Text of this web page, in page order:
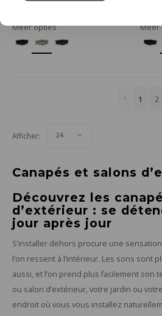
Meer opties Meer
1 2
Afficher: 24
Canapés et salons
Découvrez les
d’extérieur : se
jour après jour
S’installer dehors procure une
l’on ressent à l’intérieur. Les sons sont
aussi, et l’on prend plus facilement son
ou salon d’extérieur, votre jardin ou
endroit où vous vous installez